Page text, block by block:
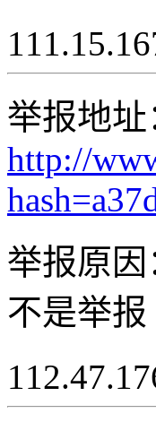
举报地址
http://
举报原因
不是举